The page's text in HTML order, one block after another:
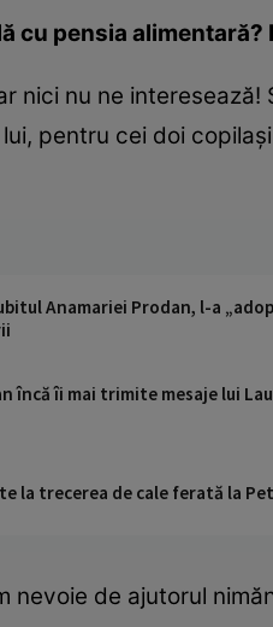
cu pensia
nici nu ne
pentru cei doi
Anamariei Prodan, l-a
încă îi mai trimite mesaje lui
la trecerea de cale ferată la
nevoie de ajutorul